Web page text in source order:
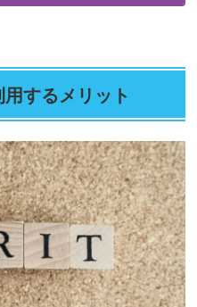
するメリット